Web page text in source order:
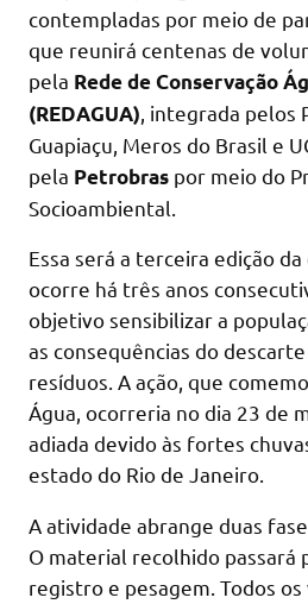
contempladas por meio de
que reunirá centenas de
pela Rede de Conservação
(REDAGUA) , integrada pelos
Guapiaçu, Meros do Brasil e
pela Petrobras por meio do
Socioambiental.
Essa será a terceira edição
ocorre há três anos
objetivo sensibilizar a
as consequências do
resíduos. A ação, que
Água, ocorreria no dia 23 de
adiada devido às fortes
estado do Rio de Janeiro.
A atividade abrange duas
O material recolhido passará
registro e pesagem. Todos